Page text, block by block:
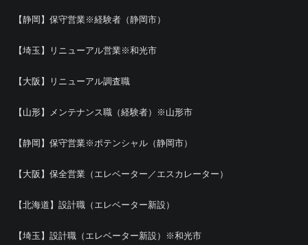
【静岡】保守営業※経験者（静岡市）
【埼玉】リニューアル営業※和光市
【大阪】リニューアル調査職
【山形】メンテナンス職（経験者）※山形市
【静岡】保守営業※ポテンシャル（静岡市）
【大阪】保全営業（エレベーター／エスカレーター）
【北海道】設計職（エレベーター新設）
【埼玉】設計職（エレベーター新設）※和光市